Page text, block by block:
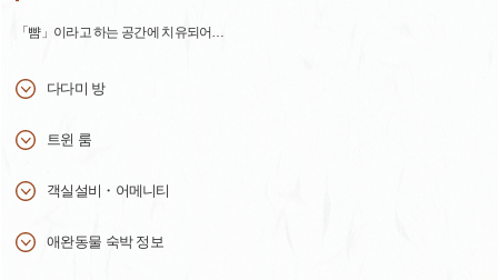
「뺨」이라고 하는 공간에 치유되어…
다다미 방
트윈 룸
객실설비・어메니티
애완동물 숙박 정보